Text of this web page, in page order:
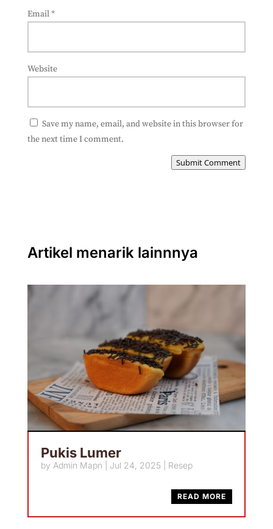
Email*
Website
Save my name, email, and website in this browser for
the next time I comment.
Submit Comment
Artikel menarik lainnnya
Pukis Lumer
by Admin Mapn Jul 24, 2025 Resep
READ MORE